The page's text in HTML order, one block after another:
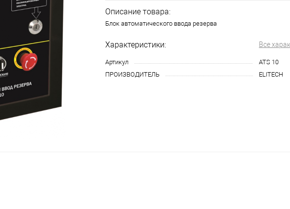
Описание товара:
Блок автоматического ввода резерва
Характеристики: Все
Артикул
ATS 10
ПРОИЗВОДИТЕЛЬ
ELITECH